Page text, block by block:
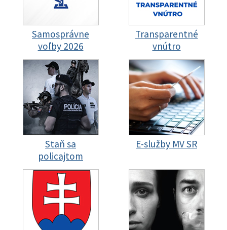
Samosprávne
voľby 2026
Transparentné
vnútro
Staň sa
policajtom
E-služby MV SR